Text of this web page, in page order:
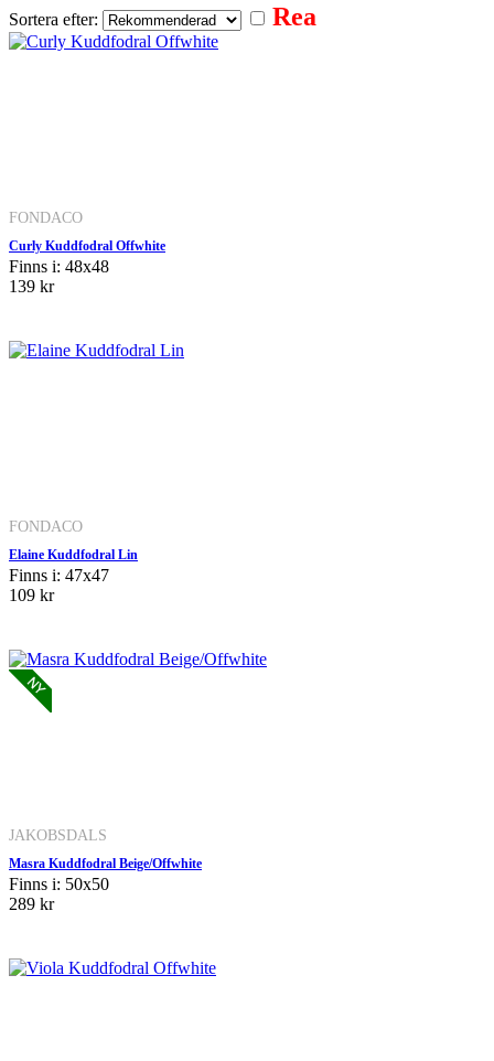
Sortera efter: Rea
FONDACO
Curly Kuddfodral Offwhite
Finns i: 48x48
139 kr
FONDACO
Elaine Kuddfodral Lin
Finns i: 47x47
109 kr
JAKOBSDALS
Masra Kuddfodral Beige/Offwhite
Finns i: 50x50
289 kr